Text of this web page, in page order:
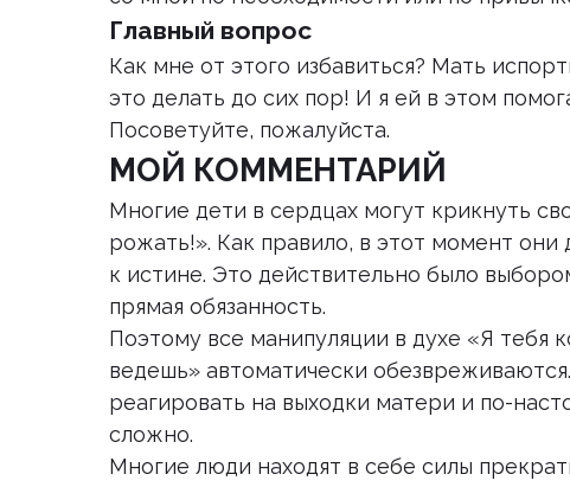
Главный вопрос
Как мне от этого избавиться? Мать
это делать до сих пор! И я ей в этом
Посоветуйте, пожалуйста.
МОЙ КОММЕНТАРИЙ
Многие дети в сердцах могут крикнуть
рожать!». Как правило, в этот момент
к истине. Это действительно было
прямая обязанность.
Поэтому все манипуляции в духе «Я тебя
ведешь» автоматически
реагировать на выходки матери и по-
сложно.
Многие люди находят в себе силы